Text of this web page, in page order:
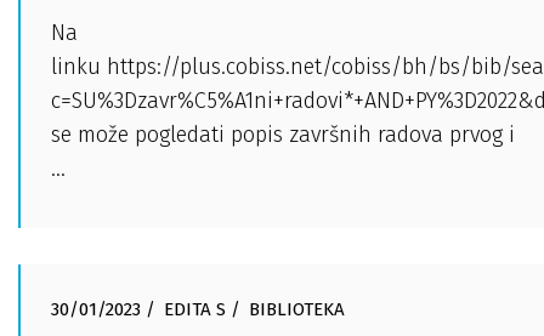
Na
linku https://plus.cobiss.net/cobiss/bh/bs/bib/
se može pogledati popis završnih radova prvog i
30/01/2023 EDITA S BIBLIOTEKA